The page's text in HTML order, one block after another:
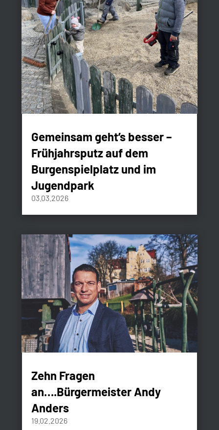
Gemeinsam geht’s besser –
Frühjahrsputz auf dem
Burgenspielplatz und im
Jugendpark
03.03.2026
Zehn Fragen
an….Bürgermeister Andy
Anders
19.02.2026